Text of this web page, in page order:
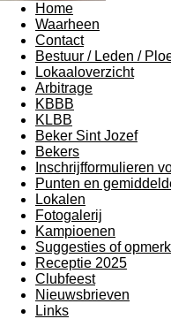
Home
Waarheen
Contact
Bestuur / Leden /
Lokaaloverzicht
Arbitrage
KBBB
KLBB
Beker Sint Jozef
Bekers
Inschrijfformulieren
Punten en
Lokalen
Fotogalerij
Kampioenen
Suggesties of
Receptie 2025
Clubfeest
Nieuwsbrieven
Links